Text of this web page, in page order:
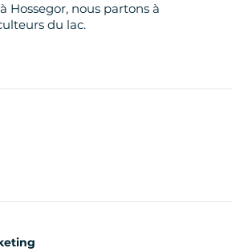
Hossegor, nous partons à
du lac.